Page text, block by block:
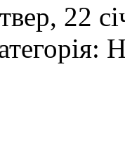
22